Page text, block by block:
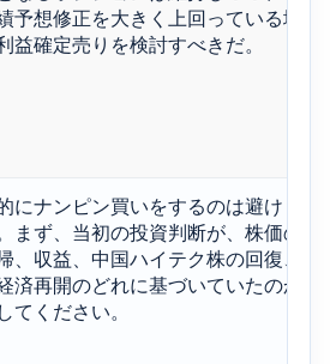
予想修正を大きく上回っている場合
益確定売りを検討すべきだ。
にナンピン買いをするのは避けまし
まず、当初の投資判断が、株価の平
、収益、中国ハイテク株の回復、香
済再開のどれに基づいていたのかを
てください。